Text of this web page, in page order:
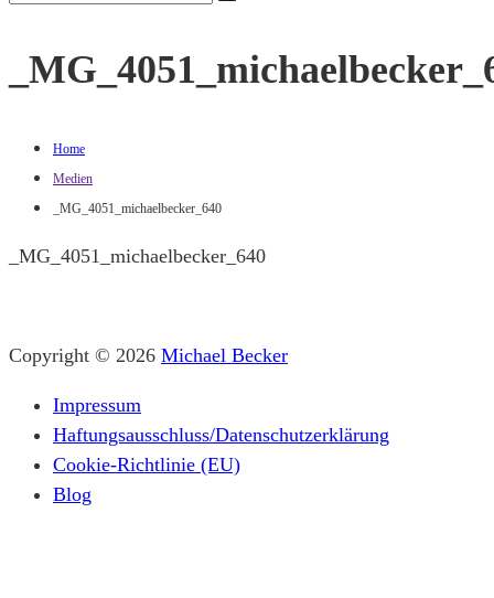
WordPress-
Search
Home
Medien
_MG_4051_michaelbecker_640
_MG_4051_michaelbecker_640
Copyright © 2026 Michael Becker
Impressum
Haftungsausschluss/Datenschutzerklärung
Cookie-Richtlinie (EU)
Blog